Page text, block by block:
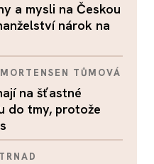
a mysli na Českou
nárok na
TŮMOVÁ
na šťastné
do tmy, protože